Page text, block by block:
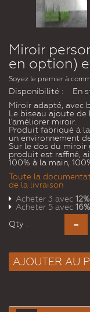
Miroir
en option)
Soyez le premier à
Disponibilité :
En
Miroir adapté, avec
Le biseau ajoute
l'améliorer miroir.
Produit fabriqué à
un environnement
Sur le dos du miroir
produit est raffiné,
100% à la main,
Toute la
de la livraison
Acheter 3 avec 12%
Acheter 5 avec 16%
Qty :
AJOUTER AU